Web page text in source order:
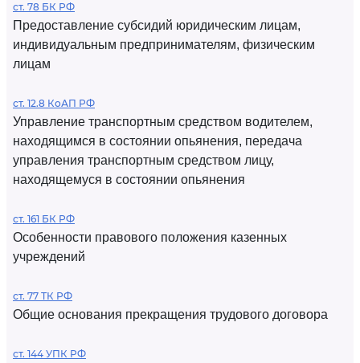
ст. 78 БК РФ
Предоставление субсидий юридическим лицам,
индивидуальным предпринимателям, физическим
лицам
ст. 12.8 КоАП РФ
Управление транспортным средством водителем,
находящимся в состоянии опьянения, передача
управления транспортным средством лицу,
находящемуся в состоянии опьянения
ст. 161 БК РФ
Особенности правового положения казенных
учреждений
ст. 77 ТК РФ
Общие основания прекращения трудового договора
ст. 144 УПК РФ